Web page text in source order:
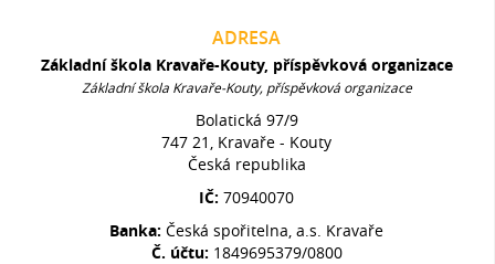
ADRESA
Základní škola Kravaře-Kouty, příspěvková organizace
Základní škola Kravaře-Kouty, příspěvková organizace
Bolatická 97/9
747 21, Kravaře - Kouty
Česká republika
IČ:70940070
Banka:Česká spořitelna, a.s. Kravaře
Č. účtu: 1849695379/0800